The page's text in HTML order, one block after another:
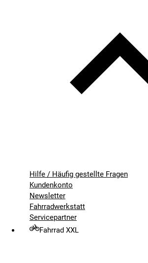
Hilfe / Häufig gestellte Fragen
Kundenkonto
Newsletter
Fahrradwerkstatt
Servicepartner
Fahrrad XXL